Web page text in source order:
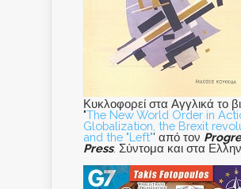
Κυκλοφορεί στα Αγγλικά το
"The New World Order in
Globalization, the Brexit
and the "Left"' από τον
Press. Σύντομα και στα